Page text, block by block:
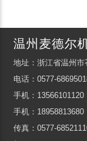
温州麦德尔
地址：浙江省温州
电话：0577-
手机：13566101120
手机：18958813680
传真：0577-